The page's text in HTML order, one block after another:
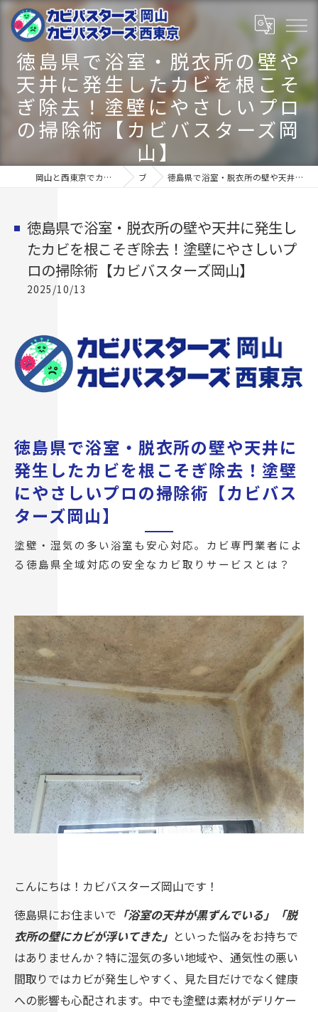
徳島県で浴室・脱衣所の壁や
天井に発生したカビを根こそ
ぎ除去！塗壁にやさしいプロ
の掃除術【カビバスターズ岡
山】
岡山と西東京でカビ取りならカビバスターズ岡山･カビバスターズ西東京 ブログ 徳島県で浴室・脱衣所の壁や天井に発生したカビを根こそぎ除去！塗壁にやさしいプロの掃除術【カビバスターズ岡山】
徳島県で浴室・脱衣所の壁や天井に発生し
たカビを根こそぎ除去！塗壁にやさしいプ
ロの掃除術【カビバスターズ岡山】
2025/10/13
徳島県で浴室・脱衣所の壁や天井に
発生したカビを根こそぎ除去！塗壁
にやさしいプロの掃除術【カビバス
ターズ岡山】
塗壁・湿気の多い浴室も安心対応。カビ専門業者によ
る徳島県全域対応の安全なカビ取りサービスとは？
こんにちは！カビバスターズ岡山です！
徳島県にお住まいで 「浴室の天井が黒ずんでいる」「脱
衣所の壁にカビが浮いてきた」 といった悩みをお持ちで
はありませんか？特に湿気の多い地域や、通気性の悪い
間取りではカビが発生しやすく、見た目だけでなく健康
への影響も心配されます。中でも塗壁は素材がデリケー